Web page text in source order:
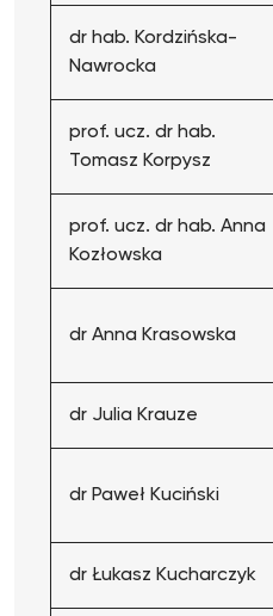
dr hab. Kordzińska-
Nawrocka
prof. ucz. dr hab.
Tomasz Korpysz
prof. ucz. dr hab. Anna
Kozłowska
dr Anna Krasowska
dr Julia Krauze
dr Paweł Kuciński
dr Łukasz Kucharczyk